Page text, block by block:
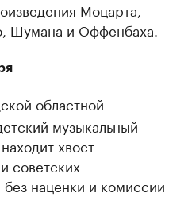
Моцарта,
Шумана и Оффенбаха.
областной
музыкальный
хвост
советских
наценки и комиссии